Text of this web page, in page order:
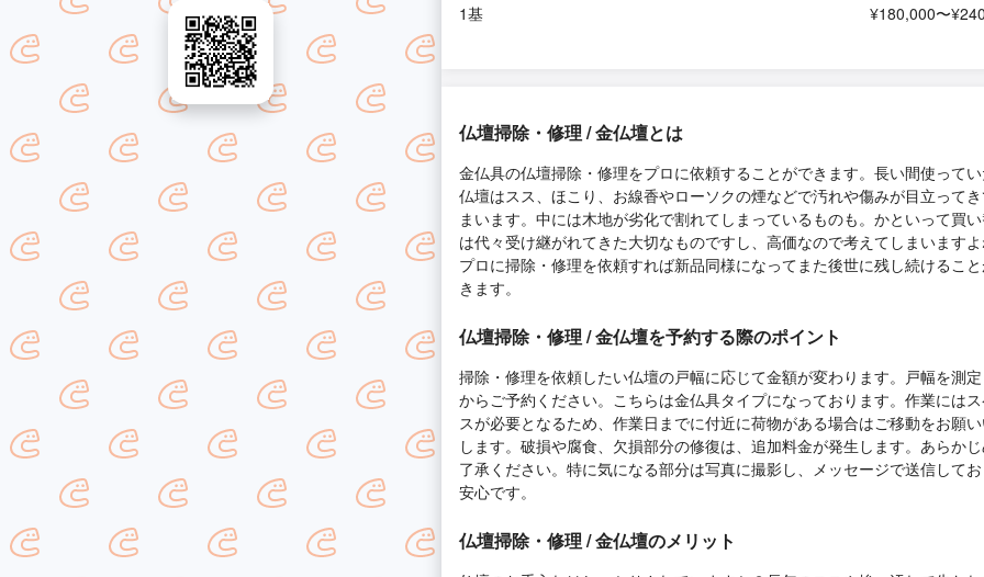
1基 ¥180,000〜
仏壇掃除・修理 / 金仏壇とは
金仏具の仏壇掃除・修理をプロに依頼することができます。長い間使って
仏壇はスス、ほこり、お線香やローソクの煙などで汚れや傷みが目立って
まいます。中には木地が劣化で割れてしまっているものも。かといって買
は代々受け継がれてきた大切なものですし、高価なので考えてしまいます
プロに掃除・修理を依頼すれば新品同様になってまた後世に残し続けるこ
きます。
仏壇掃除・修理 / 金仏壇を予約する際のポイント
掃除・修理を依頼したい仏壇の戸幅に応じて金額が変わります。戸幅を測
からご予約ください。こちらは金仏具タイプになっております。作業には
スが必要となるため、作業日までに付近に荷物がある場合はご移動をお願
します。破損や腐食、欠損部分の修復は、追加料金が発生します。あらか
了承ください。特に気になる部分は写真に撮影し、メッセージで送信して
安心です。
仏壇掃除・修理 / 金仏壇のメリット